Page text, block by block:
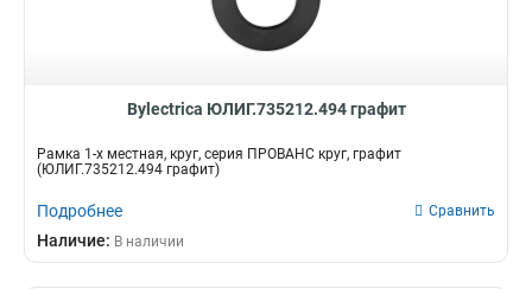
Bylectrica ЮЛИГ.735212.494 графит
Рамка 1-х местная, круг, серия ПРОВАНС круг, графит
(ЮЛИГ.735212.494 графит)
Подробнее Сравнить
Наличие: В наличии